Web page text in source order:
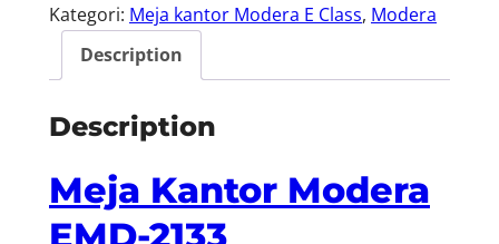
Kategori: Meja kantor Modera E Class, Modera
Description
Description
Meja Kantor Modera